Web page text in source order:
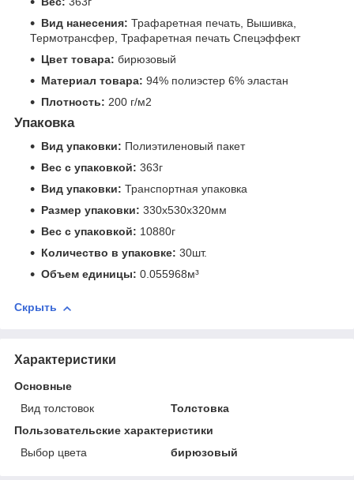
Вид нанесения: Трафаретная печать, Вышивка,
Термотрансфер, Трафаретная печать Спецэффект
Цвет товара: бирюзовый
Материал товара: 94% полиэстер 6% эластан
Плотность: 200 г/м2
Упаковка
Вид упаковки: Полиэтиленовый пакет
Вес с упаковкой: 363г
Вид упаковки: Транспортная упаковка
Размер упаковки: 330x530x320мм
Вес с упаковкой: 10880г
Количество в упаковке: 30шт.
Объем единицы: 0.055968м³
Скрыть
Характеристики
Основные
Вид толстовок
Толстовка
Пользовательские характеристики
Выбор цвета
бирюзовый